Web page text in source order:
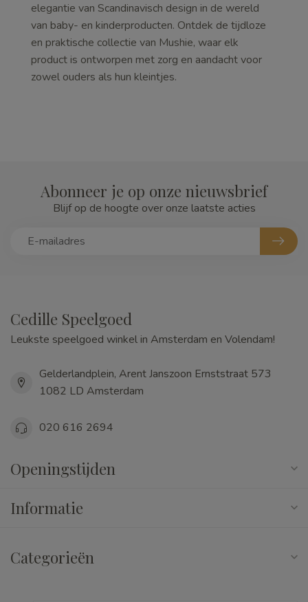
elegantie van Scandinavisch design in de wereld
van baby- en kinderproducten. Ontdek de tijdloze
en praktische collectie van Mushie, waar elk
product is ontworpen met zorg en aandacht voor
zowel ouders als hun kleintjes.
Abonneer je op onze nieuwsbrief
Blijf op de hoogte over onze laatste acties
Cedille Speelgoed
Leukste speelgoed winkel in Amsterdam en Volendam!
Gelderlandplein, Arent Janszoon Ernststraat 573
1082 LD Amsterdam
020 616 2694
Openingstijden
Informatie
Categorieën